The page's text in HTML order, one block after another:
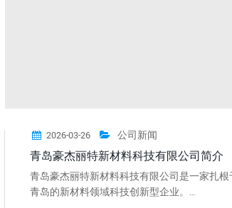
2026-03-26 公司新闻
青岛豪杰丽特新材料科技有限公司简介
青岛豪杰丽特新材料科技有限公司是一家扎根
青岛的新材料领域科技创新型企业。…